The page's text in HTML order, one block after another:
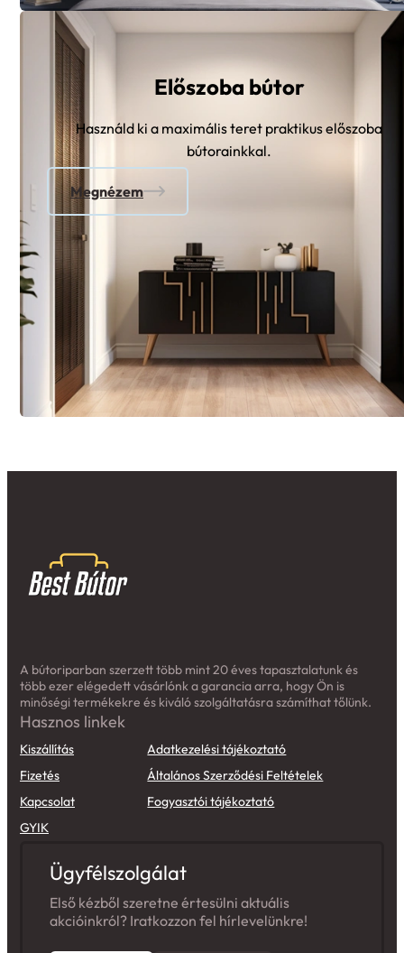
Előszoba bútor
Használd ki a maximális teret praktikus előszoba
bútorainkkal.
Megnézem
A bútoriparban szerzett több mint 20 éves tapasztalatunk és
több ezer elégedett vásárlónk a garancia arra, hogy Ön is
minőségi termékekre és kiváló szolgáltatásra számíthat tőlünk.
Hasznos linkek
Kiszállítás
Fizetés
Kapcsolat
GYIK
Adatkezelési tájékoztató
Általános Szerződési Feltételek
Fogyasztói tájékoztató
Ügyfélszolgálat
Első kézből szeretne értesülni aktuális
akcióinkról? Iratkozzon fel hírlevelünkre!